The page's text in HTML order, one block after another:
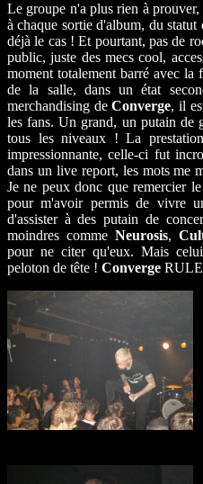
Le groupe n'a plus rien à
à chaque sortie d'album, du
déjà le cas ! Et pourtant, pas de
public, juste des mecs cool,
moment totalement barré avec la
de la salle, dans un état
merchandising deConverge, il
les fans. Un grand, un putain de
tous les niveaux ! La
impressionnante, celle-ci fut
dans un live report, les mots me
Je ne peux donc que remercier
pour m'avoir permis de vivre
d'assister à des putain de
moindres comme Neurosis,
pour ne citer qu'eux. Mais
peloton de tête ! Converge